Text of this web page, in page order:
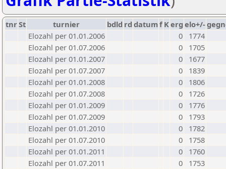
tnrSt turnier bdld rd datumf Kerg elo+/-
Elozahl per 01.01.2006
0
1774
Elozahl per 01.07.2006
0
1705
Elozahl per 01.01.2007
0
1677
Elozahl per 01.07.2007
0
1839
Elozahl per 01.01.2008
0
1806
Elozahl per 01.07.2008
0
1726
Elozahl per 01.01.2009
0
1776
Elozahl per 01.07.2009
0
1793
Elozahl per 01.01.2010
0
1782
Elozahl per 01.07.2010
0
1758
Elozahl per 01.01.2011
0
1760
Elozahl per 01.07.2011
0
1753